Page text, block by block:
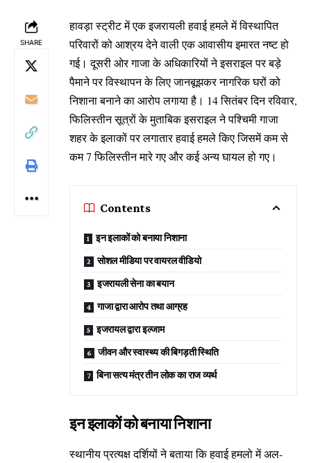
SHARE
हावड़ा स्ट्रीट में एक इजरायली हवाई हमले में विस्थापित
परिवारों को आश्रय देने वाली एक आवासीय इमारत नष्ट हो
गई। दूसरी ओर गाजा के अधिकारियों ने इसराइल पर बड़े
पैमाने पर विस्थापन के लिए जानबूझकर नागरिक घरों को
निशाना बनाने का आरोप लगाया है। 14 सितंबर दिन रविवार,
फिलिस्तीन सूत्रों के मुताबिक इसराइल ने पश्चिमी गाजा
शहर के इलाकों पर लगातार हवाई हमले किए जिसमें कम से
कम 7 फिलिस्तीन मारे गए और कई अन्य घायल हो गए।
Contents
इन इलाकों को बनाया निशाना
सोशल मीडिया पर वायरल वीडियो
इजरायली सेना का बयान
गाजा द्वारा आरोप तथा आग्रह
इजरायल द्वारा इल्जाम
जीवन और स्वास्थ्य की बिगड़ती स्थिति
बिना सत्य मंत्र तीन लोक का राज व्यर्थ
इन इलाकों को बनाया निशाना
स्थानीय प्रत्यक्ष दर्शियों ने बताया कि हवाई हमलो में अल-